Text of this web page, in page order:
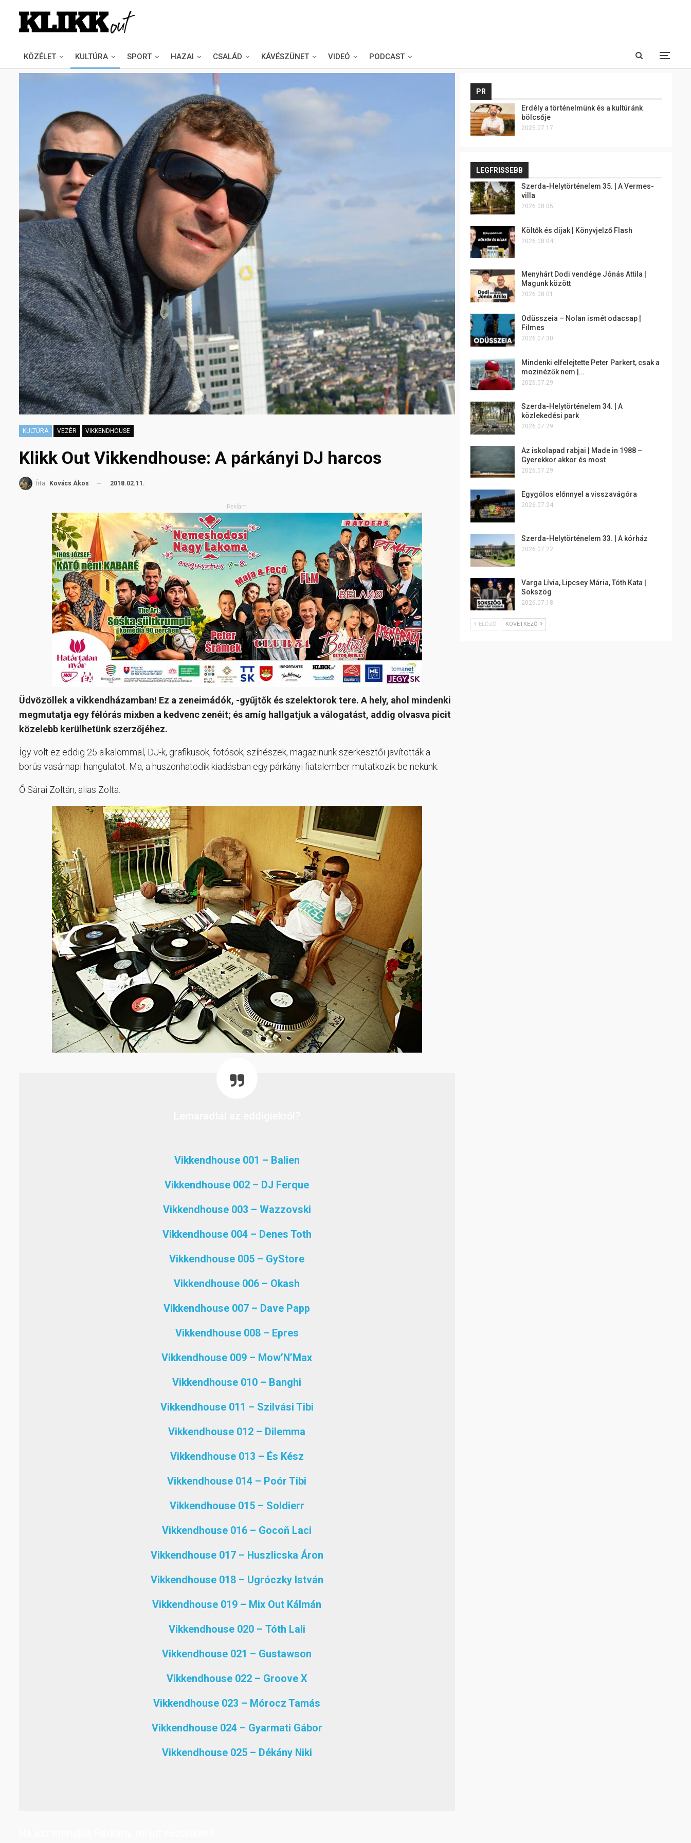
KÖZÉLET KULTÚRA SPORT HAZAI CSALÁD KÁVÉSZÜNET VIDEÓ PODCAST
KULTÚRA VEZÉR VIKKENDHOUSE
Klikk Out Vikkendhouse: A párkányi DJ harcos
Írta: Kovács Ákos 2018.02.11.
Reklám
Üdvözöllek a vikkendházamban! Ez a zeneimádók, -gyűjtők és szelektorok tere. A hely, ahol mindenki
megmutatja egy félórás mixben a kedvenc zenéit; és amíg hallgatjuk a válogatást, addig olvasva picit
közelebb kerülhetünk szerzőjéhez.
Így volt ez eddig 25 alkalommal, DJ-k, grafikusok, fotósok, színészek, magazinunk szerkesztői javították a
borús vasárnapi hangulatot. Ma, a huszonhatodik kiadásban egy párkányi fiatalember mutatkozik be nekünk.
Ő Sárai Zoltán, alias Zolta.
Vikkendhouse 001 – Balien
Vikkendhouse 002 – DJ Ferque
Vikkendhouse 003 – Wazzovski
Vikkendhouse 004 – Denes Toth
Vikkendhouse 005 – GyStore
Vikkendhouse 006 – Okash
Vikkendhouse 007 – Dave Papp
Vikkendhouse 008 – Epres
Vikkendhouse 009 – Mow’N’Max
Vikkendhouse 010 – Banghi
Vikkendhouse 011 – Szilvási Tibi
Vikkendhouse 012 – Dilemma
Vikkendhouse 013 – És Kész
Vikkendhouse 014 – Poór Tibi
Vikkendhouse 015 – Soldierr
Vikkendhouse 016 – Gocoň Laci
Vikkendhouse 017 – Huszlicska Áron
Vikkendhouse 018 – Ugróczky István
Vikkendhouse 019 – Mix Out Kálmán
Vikkendhouse 020 – Tóth Lali
Vikkendhouse 021 – Gustawson
Vikkendhouse 022 – Groove X
Vikkendhouse 023 – Mórocz Tamás
Vikkendhouse 024 – Gyarmati Gábor
Vikkendhouse 025 – Dékány Niki
PR
Erdély a történelmünk és a kultúránk
bölcsője
2025.07.17.
LEGFRISSEBB
Szerda-Helytörténelem 35. | A Vermes-
villa
2026.08.05.
Költők és díjak | Könyvjelző Flash
2026.08.04.
Menyhárt Dodi vendége Jónás Attila |
Magunk között
2026.08.01.
Odüsszeia – Nolan ismét odacsap |
Filmes
2026.07.30.
Mindenki elfelejtette Peter Parkert, csak a
mozinézők nem |…
2026.07.29.
Szerda-Helytörténelem 34. | A
közlekedési park
2026.07.29.
Az iskolapad rabjai | Made in 1988 –
Gyerekkor akkor és most
2026.07.29.
Egygólos előnnyel a visszavágóra
2026.07.24.
Szerda-Helytörténelem 33. | A kórház
2026.07.22.
Varga Lívia, Lipcsey Mária, Tóth Kata |
Sokszög
2026.07.18.
ELŐZŐ KÖVETKEZŐ